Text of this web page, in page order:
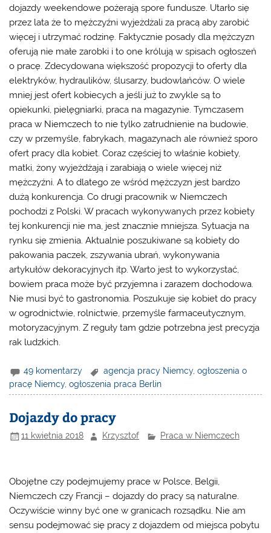
dojazdy weekendowe pożerają spore fundusze. Utarło się
przez lata że to mężczyźni wyjeżdżali za pracą aby zarobić
więcej i utrzymać rodzinę. Faktycznie posady dla mężczyzn
oferują nie małe zarobki i to one królują w spisach ogłoszeń
o pracę. Zdecydowana większość propozycji to oferty dla
elektryków, hydraulików, ślusarzy, budowlańców. O wiele
mniej jest ofert kobiecych a jeśli już to zwykle są to
opiekunki, pielęgniarki, praca na magazynie. Tymczasem
praca w Niemczech to nie tylko zatrudnienie na budowie,
czy w przemyśle, fabrykach, magazynach ale również sporo
ofert pracy dla kobiet. Coraz częściej to właśnie kobiety,
matki, żony wyjeżdżają i zarabiają o wiele więcej niż
mężczyźni. A to dlatego ze wśród mężczyzn jest bardzo
dużą konkurencja. Co drugi pracownik w Niemczech
pochodzi z Polski. W pracach wykonywanych przez kobiety
tej konkurencji nie ma, jest znacznie mniejsza. Sytuacja na
rynku się zmienia. Aktualnie poszukiwane są kobiety do
pakowania paczek, zszywania ubrań, wykonywania
artykułów dekoracyjnych itp. Warto jest to wykorzystać,
bowiem praca może być przyjemna i zarazem dochodowa.
Nie musi być to gastronomia. Poszukuje się kobiet do pracy
w ogrodnictwie, rolnictwie, przemyśle farmaceutycznym,
motoryzacyjnym. Z reguły tam gdzie potrzebna jest precyzja
rak ludzkich.
49 komentarzy agencja pracy Niemcy,ogłoszenia o
pracę Niemcy,ogłoszenia praca Berlin
Dojazdy do pracy
11 kwietnia 2018 Krzysztof Praca w Niemczech
Obojętne czy podejmujemy prace w Polsce, Belgii,
Niemczech czy Francji – dojazdy do pracy są naturalne.
Oczywiście winny być one w granicach rozsądku. Nie am
sensu podejmować się pracy z dojazdem od miejsca pobytu